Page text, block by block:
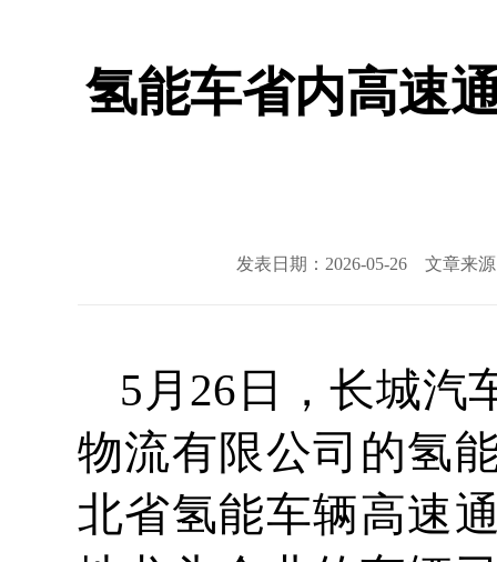
氢能车省内高速
发表日期：2026-05-26 文章来
5月26日，长城汽
物流有限公司的氢
北省氢能车辆高速